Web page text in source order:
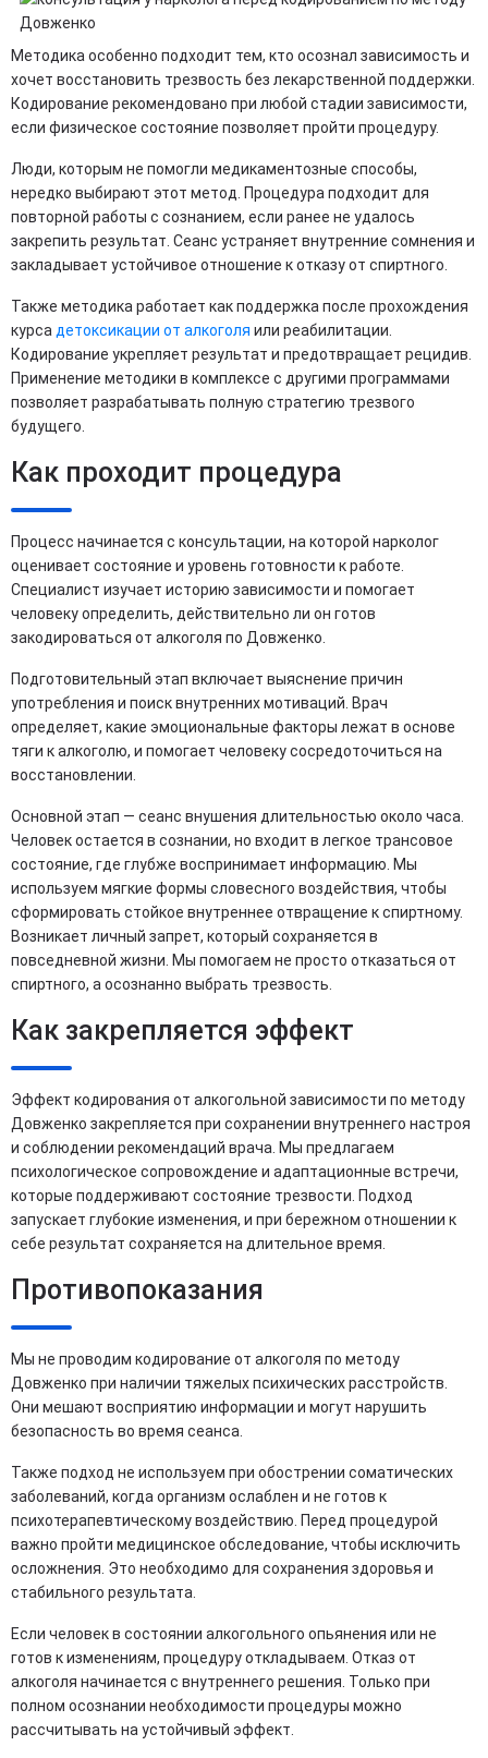
Методика особенно подходит тем, кто осознал зависимость и
хочет восстановить трезвость без лекарственной поддержки.
Кодирование рекомендовано при любой стадии зависимости,
если физическое состояние позволяет пройти процедуру.
Люди, которым не помогли медикаментозные способы,
нередко выбирают этот метод. Процедура подходит для
повторной работы с сознанием, если ранее не удалось
закрепить результат. Сеанс устраняет внутренние сомнения и
закладывает устойчивое отношение к отказу от спиртного.
Также методика работает как поддержка после прохождения
курса детоксикации от алкоголя или реабилитации.
Кодирование укрепляет результат и предотвращает рецидив.
Применение методики в комплексе с другими программами
позволяет разрабатывать полную стратегию трезвого
будущего.
Как проходит процедура
Процесс начинается с консультации, на которой нарколог
оценивает состояние и уровень готовности к работе.
Специалист изучает историю зависимости и помогает
человеку определить, действительно ли он готов
закодироваться от алкоголя по Довженко.
Подготовительный этап включает выяснение причин
употребления и поиск внутренних мотиваций. Врач
определяет, какие эмоциональные факторы лежат в основе
тяги к алкоголю, и помогает человеку сосредоточиться на
восстановлении.
Основной этап — сеанс внушения длительностью около часа.
Человек остается в сознании, но входит в легкое трансовое
состояние, где глубже воспринимает информацию. Мы
используем мягкие формы словесного воздействия, чтобы
сформировать стойкое внутреннее отвращение к спиртному.
Возникает личный запрет, который сохраняется в
повседневной жизни. Мы помогаем не просто отказаться от
спиртного, а осознанно выбрать трезвость.
Как закрепляется эффект
Эффект кодирования от алкогольной зависимости по методу
Довженко закрепляется при сохранении внутреннего настроя
и соблюдении рекомендаций врача. Мы предлагаем
психологическое сопровождение и адаптационные встречи,
которые поддерживают состояние трезвости. Подход
запускает глубокие изменения, и при бережном отношении к
себе результат сохраняется на длительное время.
Противопоказания
Мы не проводим кодирование от алкоголя по методу
Довженко при наличии тяжелых психических расстройств.
Они мешают восприятию информации и могут нарушить
безопасность во время сеанса.
Также подход не используем при обострении соматических
заболеваний, когда организм ослаблен и не готов к
психотерапевтическому воздействию. Перед процедурой
важно пройти медицинское обследование, чтобы исключить
осложнения. Это необходимо для сохранения здоровья и
стабильного результата.
Если человек в состоянии алкогольного опьянения или не
готов к изменениям, процедуру откладываем. Отказ от
алкоголя начинается с внутреннего решения. Только при
полном осознании необходимости процедуры можно
рассчитывать на устойчивый эффект.